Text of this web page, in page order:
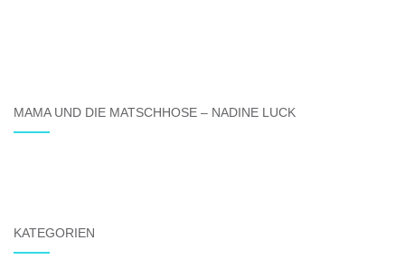
MAMA UND DIE MATSCHHOSE – NADINE LUCK
KATEGORIEN